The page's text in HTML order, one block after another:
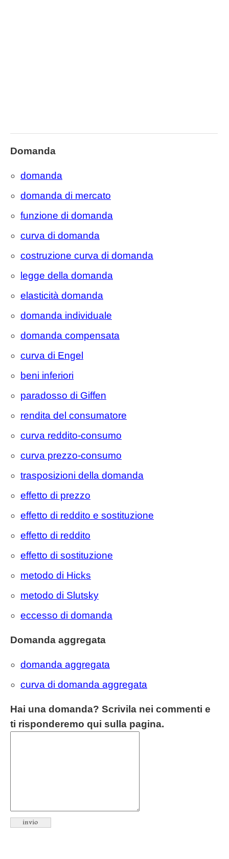
Domanda
domanda
domanda di mercato
funzione di domanda
curva di domanda
costruzione curva di domanda
legge della domanda
elasticità domanda
domanda individuale
domanda compensata
curva di Engel
beni inferiori
paradosso di Giffen
rendita del consumatore
curva reddito-consumo
curva prezzo-consumo
trasposizioni della domanda
effetto di prezzo
effetto di reddito e sostituzione
effetto di reddito
effetto di sostituzione
metodo di Hicks
metodo di Slutsky
eccesso di domanda
Domanda aggregata
domanda aggregata
curva di domanda aggregata
Hai una domanda? Scrivila nei commenti e
ti risponderemo qui sulla pagina.